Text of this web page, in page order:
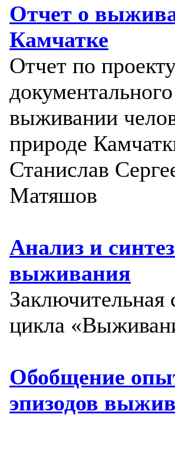
Отчет о
Камчатке
Отчет по
выживании
природе
Станислав
Матяшов
Анализ и
выживания
Заключительная
цикла
Обобщение
эпизодов